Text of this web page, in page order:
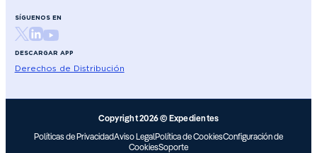
SÍGUENOS EN
DESCARGAR APP
Derechos de Distribución
Copyright 2026 © Expedientes
Políticas de PrivacidadAviso LegalPolítica de CookiesConfiguración de
CookiesSoporte